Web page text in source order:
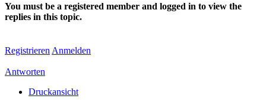
You must be a registered member and logged in to view the
replies in this topic.
Registrieren Anmelden
Antworten
Druckansicht